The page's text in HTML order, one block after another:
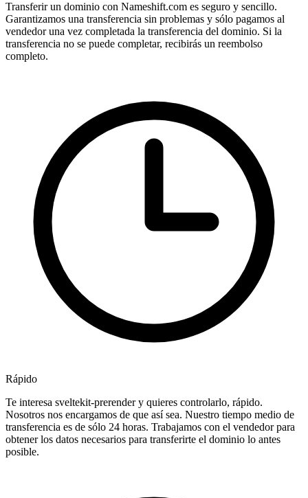
Transferir un dominio con Nameshift.com es seguro y sencillo.
Garantizamos una transferencia sin problemas y sólo pagamos al
vendedor una vez completada la transferencia del dominio. Si la
transferencia no se puede completar, recibirás un reembolso
completo.
Rápido
Te interesa sveltekit-prerender y quieres controlarlo, rápido.
Nosotros nos encargamos de que así sea. Nuestro tiempo medio de
transferencia es de sólo 24 horas. Trabajamos con el vendedor para
obtener los datos necesarios para transferirte el dominio lo antes
posible.